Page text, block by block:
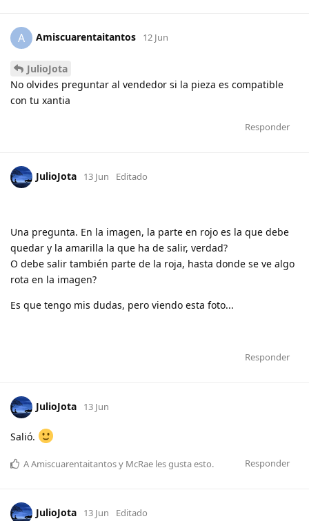
A Amiscuarentaitantos 12 Jun
JulioJota
No olvides preguntar al vendedor si la pieza es compatible
con tu xantia
Responder
JulioJota 13 Jun Editado
Una pregunta. En la imagen, la parte en rojo es la que debe
quedar y la amarilla la que ha de salir, verdad?
O debe salir también parte de la roja, hasta donde se ve algo
rota en la imagen?
Es que tengo mis dudas, pero viendo esta foto...
Responder
JulioJota 13 Jun
Salió.
Responder
AAmiscuarentaitantosy McRae les gusta esto.
JulioJota 13 Jun Editado